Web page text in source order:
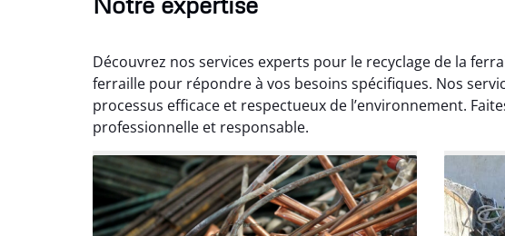
Découvrez nos services experts pour le recyclage de la
ferraille pour répondre à vos besoins spécifiques. Nos
processus efficace et respectueux de l’environnement.
professionnelle et responsable.